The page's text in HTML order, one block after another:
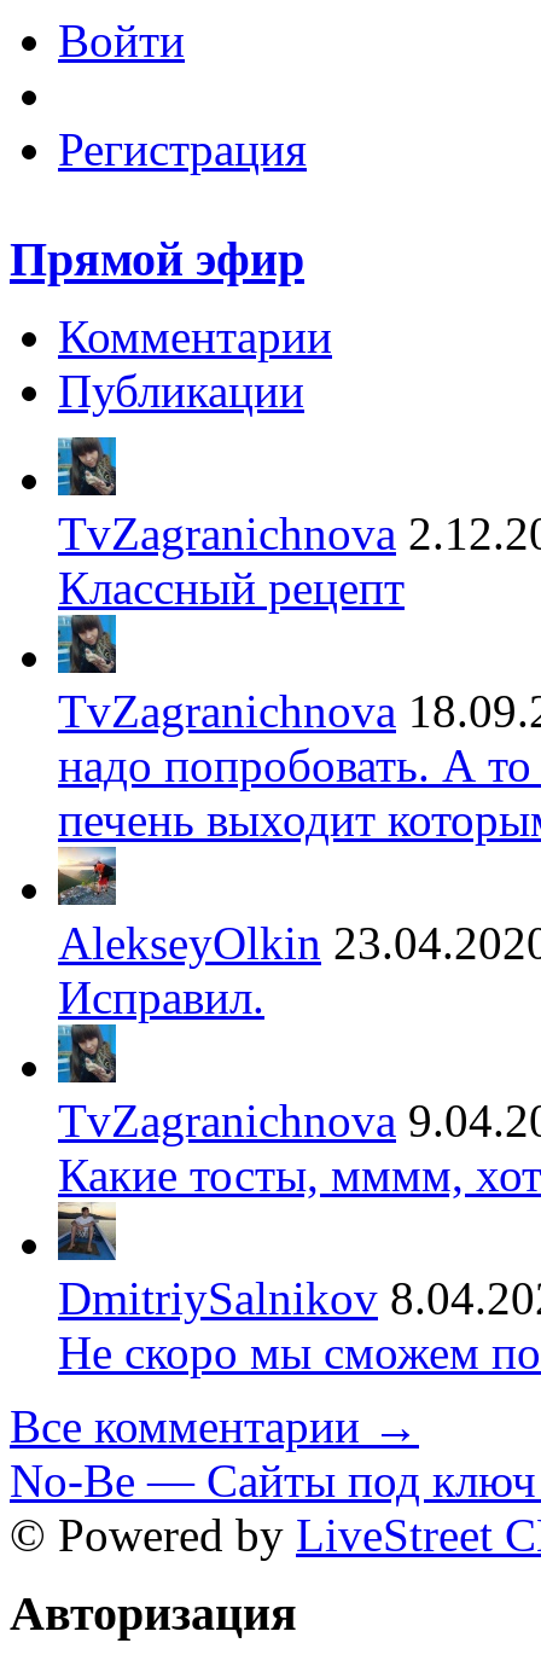
Войти
Регистрация
Прямой эфир
Комментарии
Публикации
TvZagranichnova
Классный рецепт
TvZagranichnova
надо попробовать. А
печень выходит
AlekseyOlkin
Исправил.
TvZagranichnova
Какие тосты, мммм,
DmitriySalnikov
Не скоро мы сможем
Все комментарии →
No-Be — Сайты под ключ
© Powered by LiveStreet
Авторизация